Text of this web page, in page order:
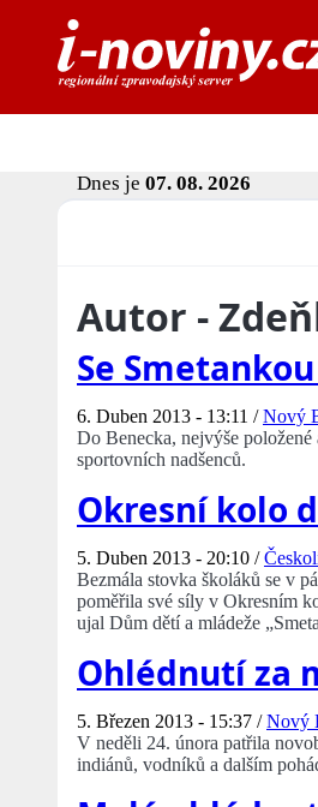
Dnes je 07. 08. 2026
Autor -
Se
6. Duben 2013 - 13:11 /Nový
Do Benecka, nejvýše
sportovních nadšenců.
Okresní kolo
5. Duben 2013 - 20:10 /
Bezmála stovka školáků se v
poměřila své síly v Okresním
ujal Dům dětí a mládeže
Ohlédnutí za
5. Březen 2013 - 15:37 /Nový
V neděli 24. února patřila
indiánů, vodníků a dalším